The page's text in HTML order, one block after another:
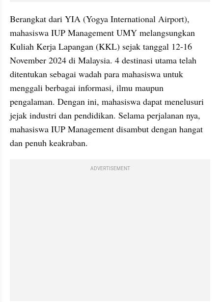
Berangkat dari YIA (Yogya International Airport),
mahasiswa IUP Management UMY melangsungkan
Kuliah Kerja Lapangan (KKL) sejak tanggal 12-16
November 2024 di Malaysia. 4 destinasi utama telah
ditentukan sebagai wadah para mahasiswa untuk
menggali berbagai informasi, ilmu maupun
pengalaman. Dengan ini, mahasiswa dapat menelusuri
jejak industri dan pendidikan. Selama perjalanan nya,
mahasiswa IUP Management disambut dengan hangat
dan penuh keakraban.
ADVERTISEMENT